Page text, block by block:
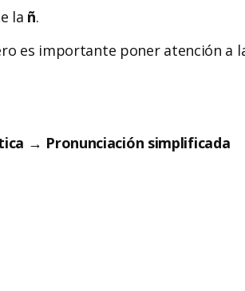
la ñ.
es importante poner atención a
→ Pronunciación simplificada